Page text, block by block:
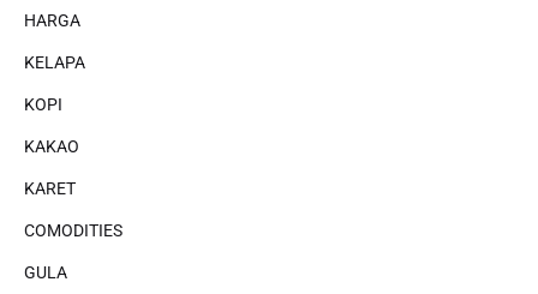
HARGA
KELAPA
KOPI
KAKAO
KARET
COMODITIES
GULA